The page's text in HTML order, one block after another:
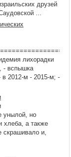
друзей
...
лихорадки
- вспышка
в 2012-м - 2015-м; -
унылой, но
хлеба, а также
скрашивало и,